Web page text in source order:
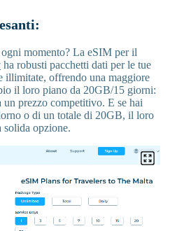
momento? La eSIM per il
ha robusti pacchetti dati per le tue
illimitate, offrendo una maggiore
il loro piano da 20GB/15 giorni:
un prezzo competitivo. E se hai
o di un totale di 20GB, il loro
solida opzione.